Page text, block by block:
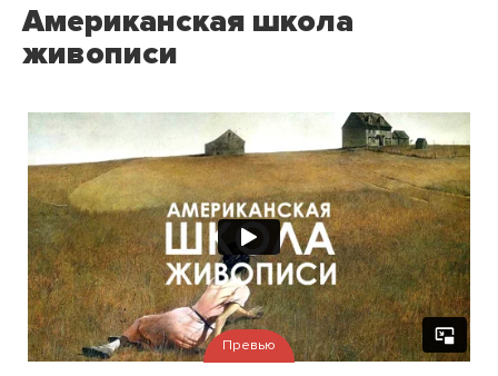
Американская школа
живописи
Превью